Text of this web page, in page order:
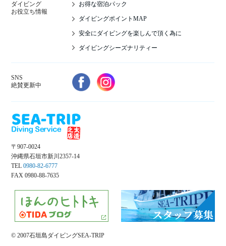
ダイビング
お役立ち情報
お得な宿泊パック
ダイビングポイントMAP
安全にダイビングを楽しんで頂く為に
ダイビングシーズナリティー
SNS
絶賛更新中
〒907-0024
沖縄県石垣市新川2357-14
TEL 0980-82-6777
FAX 0980-88-7635
© 2007石垣島ダイビングSEA-TRIP